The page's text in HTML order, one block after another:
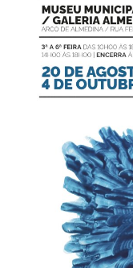
Educação
Estatuto Editorial
Ficha técnica